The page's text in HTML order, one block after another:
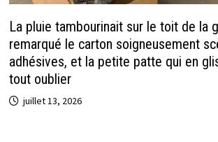
La pluie tambourinait sur le toit de la
remarqué le carton soigneusement
adhésives, et la petite patte qui en
tout oublier
juillet 13, 2026